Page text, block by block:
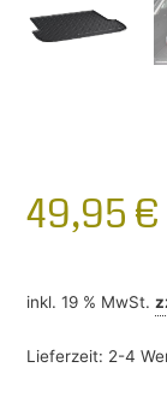
49,95 €
inkl. 19 % MwSt.
Lieferzeit: 2-4